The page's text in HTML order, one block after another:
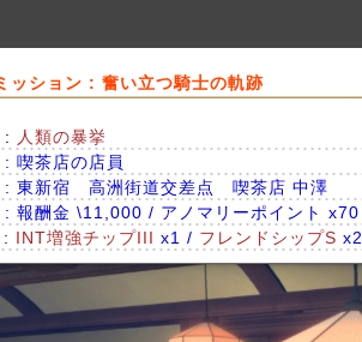
ッション : 奮い立つ騎士の軌跡
:
人類の暴挙
: 喫茶店の店員
: 東新宿 高洲街道交差点 喫茶店 中澤
: 報酬金 \11,000 / アノマリーポイント x70
: INT増強チップIII x1 / フレンドシップS x2